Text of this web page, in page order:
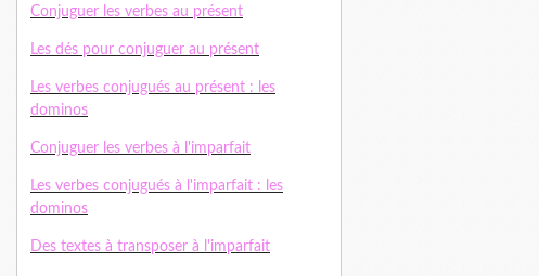
Conjuguer les verbes au présent
Les dés pour conjuguer au présent
Les verbes conjugués au présent : les
dominos
Conjuguer les verbes à l'imparfait
Les verbes conjugués à l'imparfait : les
dominos
Des textes à transposer à l'imparfait